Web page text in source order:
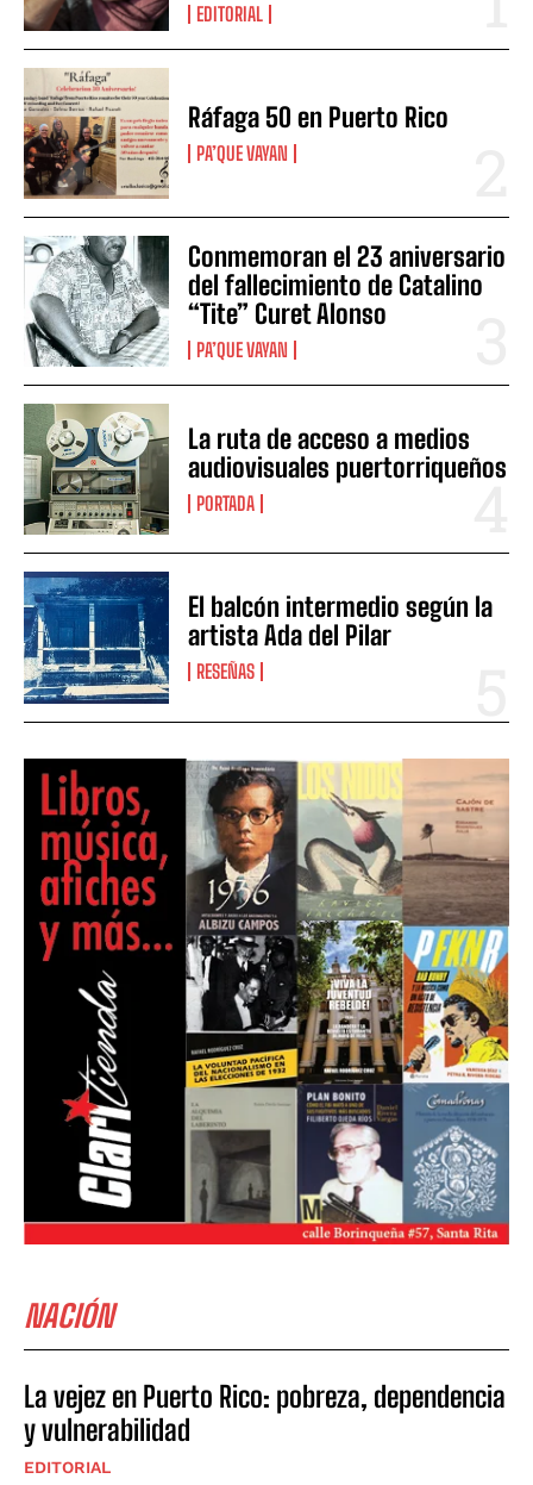
EDITORIAL
Ráfaga 50 en Puerto Rico
PA’QUE VAYAN
Conmemoran el 23 aniversario
del fallecimiento de Catalino
“Tite” Curet Alonso
PA’QUE VAYAN
La ruta de acceso a medios
audiovisuales puertorriqueños
PORTADA
El balcón intermedio según la
artista Ada del Pilar
RESEÑAS
NACIÓN
La vejez en Puerto Rico: pobreza, dependencia
y vulnerabilidad
EDITORIAL